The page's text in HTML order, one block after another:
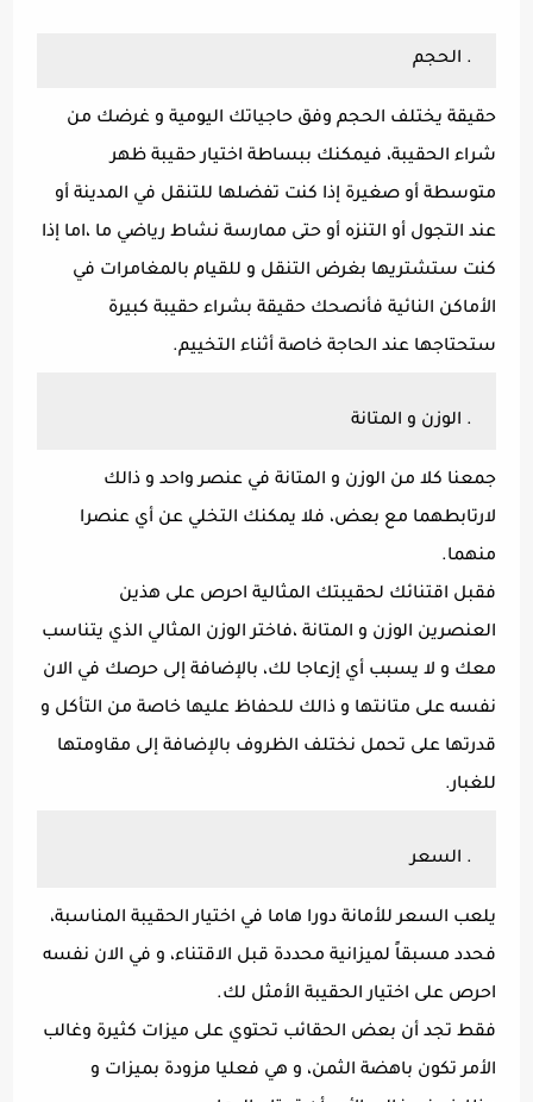
. الحجم
حقيقة يختلف الحجم وفق حاجياتك اليومية و غرضك من
شراء الحقيبة، فيمكنك ببساطة اختيار حقيبة ظهر
متوسطة أو صغيرة إذا كنت تفضلها للتنقل في المدينة أو
عند التجول أو التنزه أو حتى ممارسة نشاط رياضي ما ،اما إذا
كنت ستشتريها بغرض التنقل و للقيام بالمغامرات في
الأماكن النائية فأنصحك حقيقة بشراء حقيبة كبيرة
ستحتاجها عند الحاجة خاصة أثناء التخييم.
. الوزن و المتانة
جمعنا كلا من الوزن و المتانة في عنصر واحد و ذالك
لارتابطهما مع بعض، فلا يمكنك التخلي عن أي عنصرا
منهما.
فقبل اقتنائك لحقيبتك المثالية احرص على هذين
العنصرين الوزن و المتانة ،فاختر الوزن المثالي الذي يتناسب
معك و لا يسبب أي إزعاجا لك، بالإضافة إلى حرصك في الان
نفسه على متانتها و ذالك للحفاظ عليها خاصة من التأكل و
قدرتها على تحمل نختلف الظروف بالإضافة إلى مقاومتها
للغبار.
. السعر
يلعب السعر للأمانة دورا هاما في اختيار الحقيبة المناسبة،
فحدد مسبقاً لميزانية محددة قبل الاقتناء، و في الان نفسه
احرص على اختيار الحقيبة الأمثل لك.
فقط تجد أن بعض الحقائب تحتوي على ميزات كثيرة وغالب
الأمر تكون باهضة الثمن، و هي فعليا مزودة بميزات و